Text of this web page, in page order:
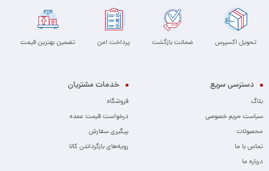
تحویل اکسپرس ضمانت بازگشت پرداخت امن تضمین بهترین قیمت
دسترسی سریع
بلاگ
سیاست حریم خصوصی
محصولات
تماس با ما
درباره ما
خدمات مشتریان
فروشگاه
درخواست قیمت عمده
پیگیری سفارش
رویه‌های بازگرداندن کالا